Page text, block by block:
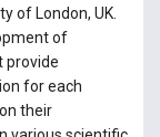
of London, UK.
of
provide
for each
their